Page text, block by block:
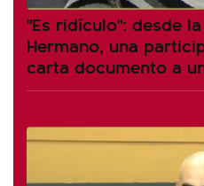
"Es ridículo": desde
Hermano, una
carta documento a